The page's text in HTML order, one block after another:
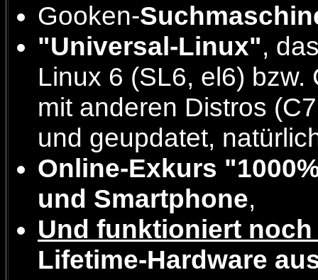
Gooken-
"Universal-Linux",
Linux 6 (SL6, el6)
mit anderen Distros
und geupdatet,
Online-Exkurs
und Smartphone,
Und funktioniert
Lifetime-Hardware